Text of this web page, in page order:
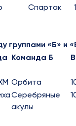
Спартак
группами «Б» и
Команда Б
Орбита
Серебряные
акулы